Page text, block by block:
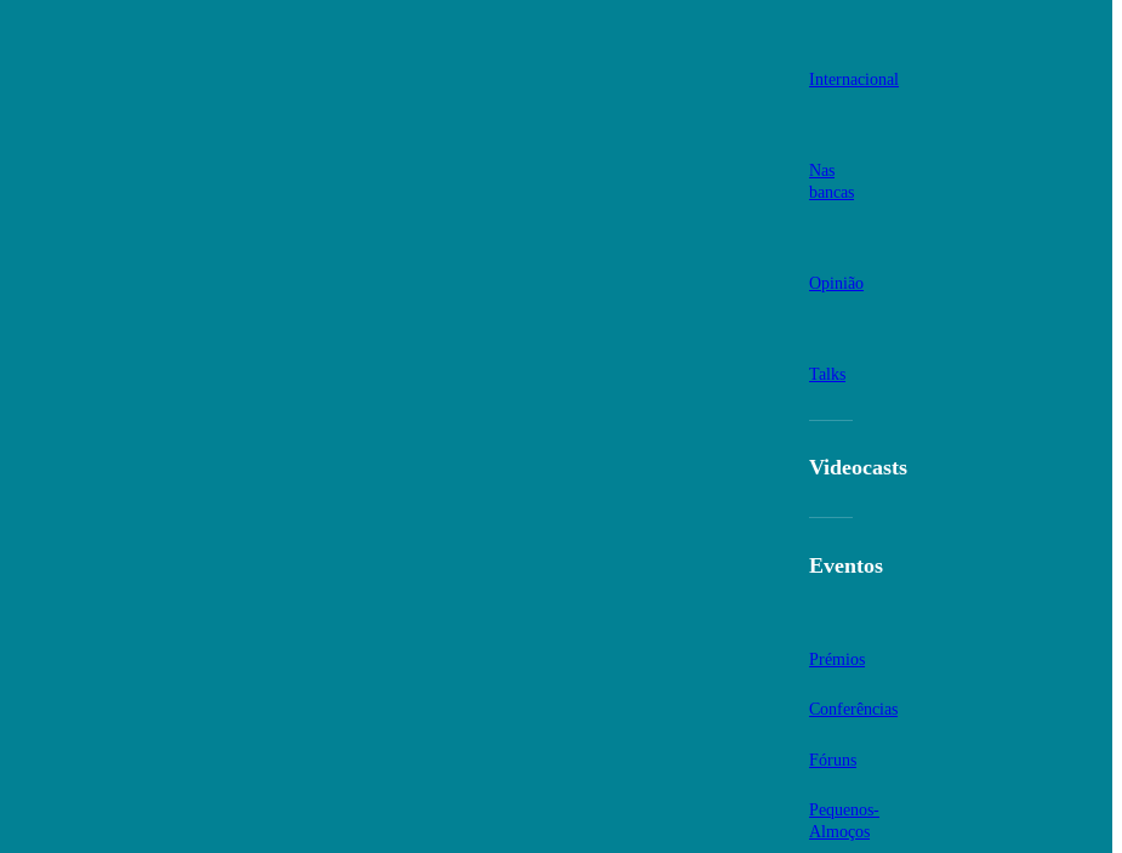
Internacional
Nas
bancas
Opinião
Talks
Videocasts
Eventos
Prémios
Conferências
Fóruns
Pequenos-
Almoços